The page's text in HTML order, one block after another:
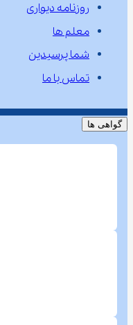
روزنامه دیواری
معلم ها
شما پرسیدین
تماس با ما
گواهی ها